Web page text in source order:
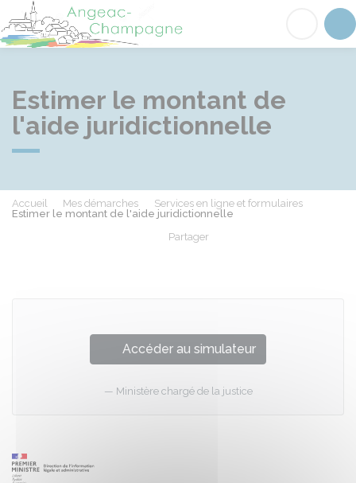
Angeac-Champagne
Estimer le montant de
l'aide juridictionnelle
Accueil Mes démarches
Services en ligne et formulaires
Estimer le montant de l'aide juridictionnelle
Partager
Accéder au simulateur
Ministère chargé de la justice